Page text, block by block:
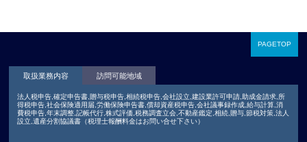
PAGETOP
取扱業務内容 訪問可能地域
法人税申告,確定申告書,贈与税申告,相続税申告,会社設立,建設業許可申請,助成金請求,所
得税申告,社会保険適用届,労働保険申告書,償却資産税申告,会社議事録作成,給与計算,消
費税申告,年末調整,記帳代行,株式評価,税務調査立会,不動産鑑定,相続,贈与,節税対策,法人
設立,遺産分割協議書（税理士報酬料金はお問い合せ下さい）